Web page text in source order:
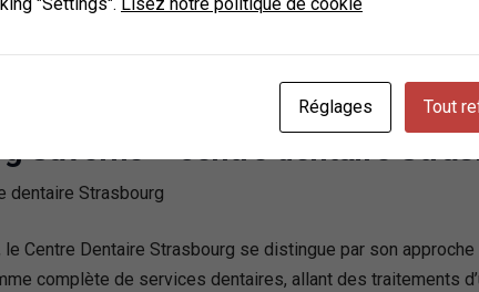
France
Saverne – centre dentaire
Centre Dentaire Strasbourg se distingue par son
complète de services dentaires, allant des traitements
Réglages Tout